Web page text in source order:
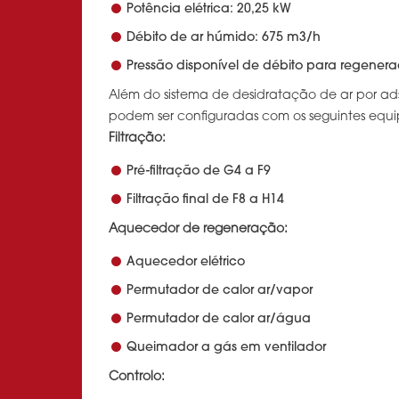
Potência elétrica: 20,25 kW
Débito de ar húmido: 675 m3/h
Pressão disponível de débito para
Além do sistema de desidratação de ar por
podem ser configuradas com os seguintes
Filtração:
Pré-filtração de G4 a F9
Filtração final de F8 a H14
Aquecedor de regeneração:
Aquecedor elétrico
Permutador de calor ar/vapor
Permutador de calor ar/água
Queimador a gás em ventilador
Controlo: